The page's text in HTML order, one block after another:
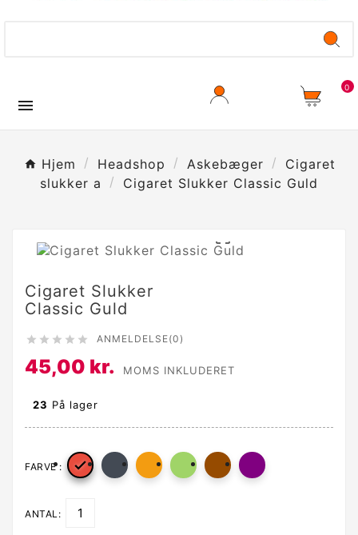

0
Hjem Headshop Askebæger
Cigaret
slukker a
Cigaret Slukker Classic Guld

Cigaret Slukker
Classic Guld
     ANMELDELSE(0)
45,00 kr. MOMS INKLUDERET
23 På lager
FARVE : 
ANTAL: